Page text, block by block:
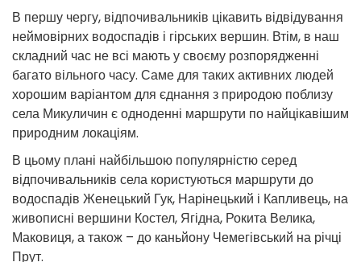
В першу чергу, відпочивальників цікавить відвідування
неймовірних водоспадів і гірських вершин. Втім, в наш
складний час не всі мають у своєму розпорядженні
багато вільного часу. Саме для таких активних людей
хорошим варіантом для єднання з природою поблизу
села Микуличин є одноденні маршрути по найцікавішим
природним локаціям.
В цьому плані найбільшою популярністю серед
відпочивальників села користуються маршрути до
водоспадів Женецький Гук, Нарінецький і Капливець, на
живописні вершини Костел, Ягідна, Рокита Велика,
Маковиця, а також – до каньйону Чемегівський на річці
Прут.